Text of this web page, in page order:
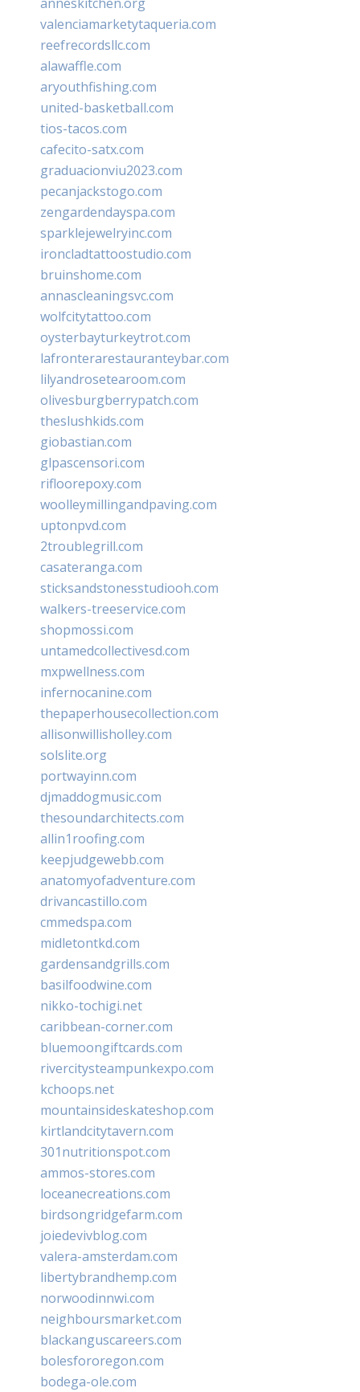
valenciamarketytaqueria.com
reefrecordsllc.com
alawaffle.com
aryouthfishing.com
united-basketball.com
tios-tacos.com
cafecito-satx.com
graduacionviu2023.com
pecanjackstogo.com
zengardendayspa.com
sparklejewelryinc.com
ironcladtattoostudio.com
bruinshome.com
annascleaningsvc.com
wolfcitytattoo.com
oysterbayturkeytrot.com
lafronterarestauranteybar.com
lilyandrosetearoom.com
olivesburgberrypatch.com
theslushkids.com
giobastian.com
glpascensori.com
rifloorepoxy.com
woolleymillingandpaving.com
uptonpvd.com
2troublegrill.com
casateranga.com
sticksandstonesstudiooh.com
walkers-treeservice.com
shopmossi.com
untamedcollectivesd.com
mxpwellness.com
infernocanine.com
thepaperhousecollection.com
allisonwillisholley.com
solslite.org
portwayinn.com
djmaddogmusic.com
thesoundarchitects.com
allin1roofing.com
keepjudgewebb.com
anatomyofadventure.com
drivancastillo.com
cmmedspa.com
midletontkd.com
gardensandgrills.com
basilfoodwine.com
nikko-tochigi.net
caribbean-corner.com
bluemoongiftcards.com
rivercitysteampunkexpo.com
kchoops.net
mountainsideskateshop.com
kirtlandcitytavern.com
301nutritionspot.com
ammos-stores.com
loceanecreations.com
birdsongridgefarm.com
joiedevivblog.com
valera-amsterdam.com
libertybrandhemp.com
norwoodinnwi.com
neighboursmarket.com
blackanguscareers.com
bolesfororegon.com
bodega-ole.com